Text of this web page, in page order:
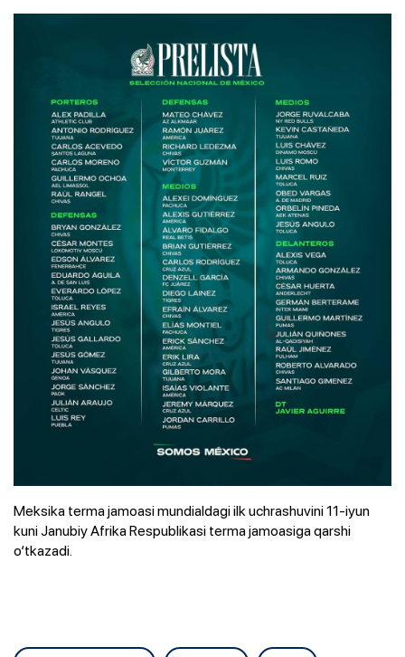
Meksika terma jamoasi mundialdagi ilk uchrashuvini 11-iyun
kuni Janubiy Afrika Respublikasi terma jamoasiga qarshi
o‘tkazadi.